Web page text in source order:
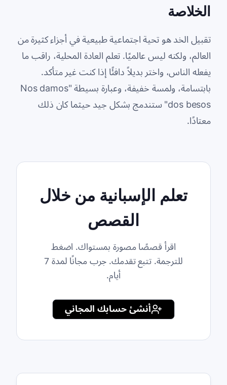
الخلاصة
تقبيل الخد هو تحية اجتماعية طبيعية في أجزاء كثيرة من
العالم، ولكنه ليس عالميًا. تعلم العادة المحلية، راقب ما
يفعله الناس، واختر بديلاً دافئًا إذا كنت غير متأكد.
بابتسامة، ولمسة خفيفة، وعبارة بسيطة "Nos damos
dos besos" ستندمج بشكل جيد حيثما كان ذلك
معتادًا.
تعلم الإسبانية من خلال
القصص
اقرأ قصصًا مصورة بمستواك. اضغط
للترجمة. تتبع تقدمك. جرب مجانًا لمدة 7
أيام.
أنشئ حسابك المجاني